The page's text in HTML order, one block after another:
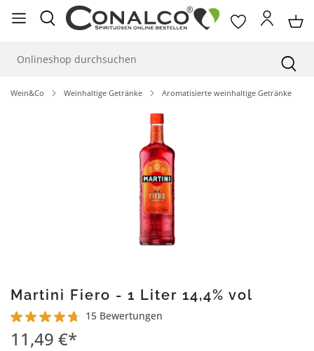
springen
Wein&Co Weinhaltige Getränke Aromatisierte weinhaltige Getränke
Martini Fiero - 1 Liter 14,4% vol
Durchschnittliche Bewertung von 4.8 von 5 Sternen
15 Bewertungen
11,49 €*